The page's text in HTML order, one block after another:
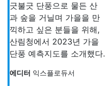
긋불긋 단풍으로 물든 산
과 숲을 거닐며 가을을 만
끽하고 싶은 분들을 위해,
산림청에서 2023년 가을
단풍 예측지도를 소개했다.
에디터 익스플로듀서